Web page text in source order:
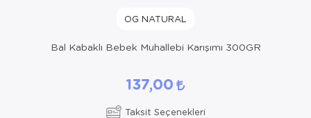
OG NATURAL
Bal Kabaklı Bebek Muhallebi Karışımı 300GR
137,00
Taksit Seçenekleri